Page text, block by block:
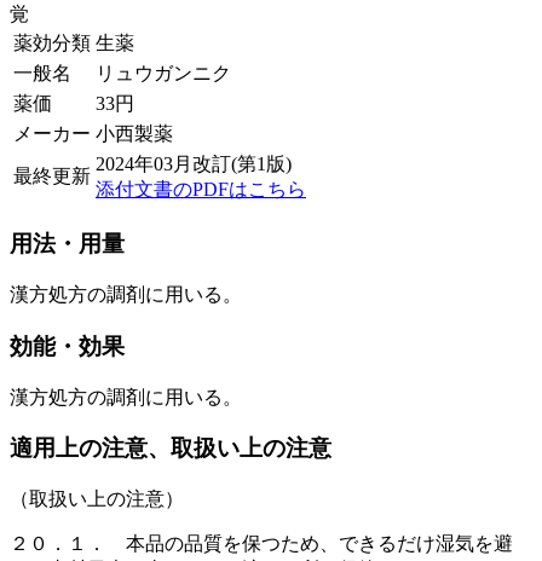
覚
薬効分類 生薬
一般名
リュウガンニク
薬価
33円
メーカー 小西製薬
最終更新
2024年03月改訂(第1版)
添付文書のPDFはこちら
用法・用量
漢方処方の調剤に用いる。
効能・効果
漢方処方の調剤に用いる。
適用上の注意、取扱い上の注意
（取扱い上の注意）
２０．１． 本品の品質を保つため、できるだけ湿気を避